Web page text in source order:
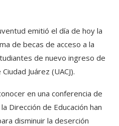
emitió el día de hoy la
de becas de acceso a la
de nuevo ingreso de
Juárez (UACJ).
en una conferencia de
Dirección de Educación han
disminuir la deserción